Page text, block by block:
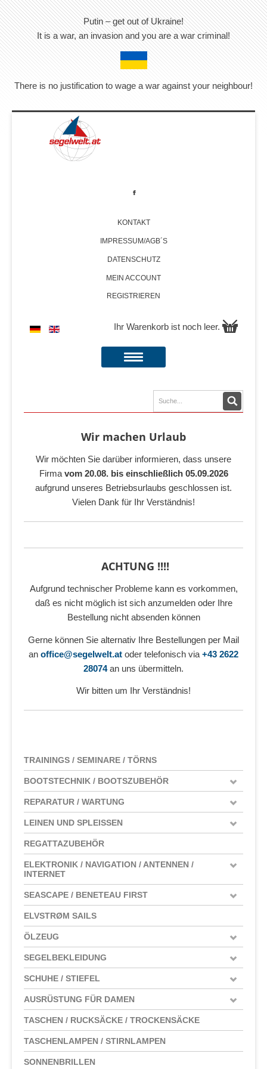
Putin – get out of Ukraine!
It is a war, an invasion and you are a war criminal!
There is no justification to wage a war against your neighbour!
KONTAKT
IMPRESSUM/AGB´S
DATENSCHUTZ
MEIN ACCOUNT
REGISTRIEREN
Ihr Warenkorb ist noch leer.
Wir machen Urlaub
Wir möchten Sie darüber informieren, dass unsere
Firma vom 20.08. bis einschließlich 05.09.2026
aufgrund unseres Betriebsurlaubs geschlossen ist.
Vielen Dank für Ihr Verständnis!
ACHTUNG !!!!
Aufgrund technischer Probleme kann es vorkommen,
daß es nicht möglich ist sich anzumelden oder Ihre
Bestellung nicht absenden können
Gerne können Sie alternativ Ihre Bestellungen per Mail
an office@segelwelt.at oder telefonisch via +43 2622
28074an uns übermitteln.
Wir bitten um Ihr Verständnis!
TRAININGS / SEMINARE / TÖRNS
BOOTSTECHNIK / BOOTSZUBEHÖR
REPARATUR / WARTUNG
LEINEN UND SPLEISSEN
REGATTAZUBEHÖR
ELEKTRONIK / NAVIGATION / ANTENNEN /
INTERNET
SEASCAPE / BENETEAU FIRST
ELVSTRØM SAILS
ÖLZEUG
SEGELBEKLEIDUNG
SCHUHE / STIEFEL
AUSRÜSTUNG FÜR DAMEN
TASCHEN / RUCKSÄCKE / TROCKENSÄCKE
TASCHENLAMPEN / STIRNLAMPEN
SONNENBRILLEN